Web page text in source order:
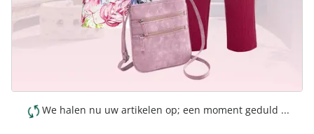
We halen nu uw artikelen op; een moment geduld ...